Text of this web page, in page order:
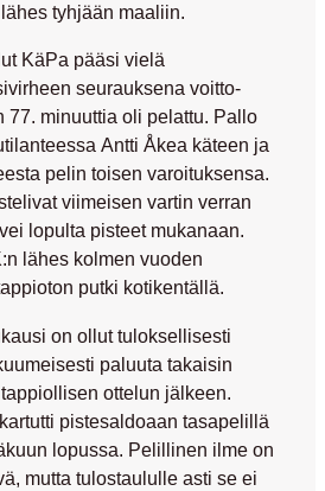
tyhjään maaliin.
KäPa pääsi vielä
seurauksena voitto-
77. minuuttia oli pelattu. Pallo
Antti Åkea käteen ja
pelin toisen varoituksensa.
viimeisen vartin verran
lopulta pisteet mukanaan.
lähes kolmen vuoden
putki kotikentällä.
on ollut tuloksellisesti
paluuta takaisin
ottelun jälkeen.
pistesaldoaan tasapelillä
lopussa. Pelillinen ilme on
mutta tulostaululle asti se ei